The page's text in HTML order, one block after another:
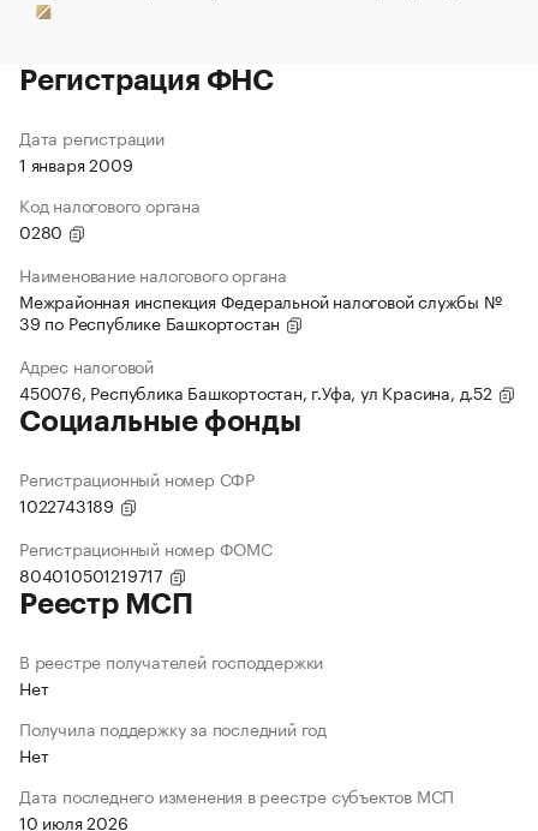
Регистрация ФНС
Дата регистрации
1 января 2009
Код налогового органа
0280
Наименование налогового органа
Межрайонная инспекция Федеральной налоговой службы №
39 по Республике Башкортостан
Адрес налоговой
450076, Республика Башкортостан, г.Уфа, ул Красина, д.52
Социальные фонды
Регистрационный номер СФР
1022743189
Регистрационный номер ФОМС
804010501219717
Реестр МСП
В реестре получателей господдержки
Нет
Получила поддержку за последний год
Нет
Дата последнего изменения в реестре субъектов МСП
10 июля 2026